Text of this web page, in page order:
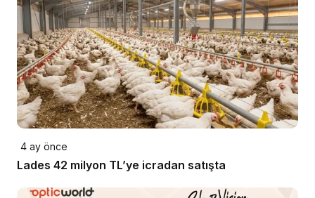
4 ay önce
Lades 42 milyon TL’ye icradan satışta